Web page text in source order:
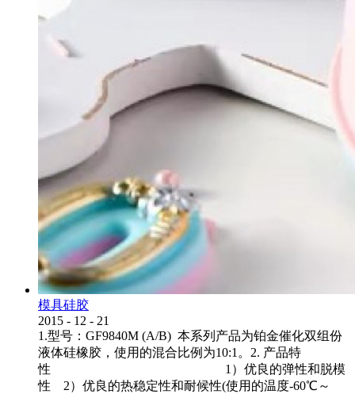
模具硅胶
2015 - 12 - 21
1.型号：GF9840M (A/B) 本系列产品为铂金催化双组份
液体硅橡胶，使用的混合比例为10:1。2. 产品特
性 1）优良的弹性和脱模
性 2）优良的热稳定性和耐候性(使用的温度-60℃～